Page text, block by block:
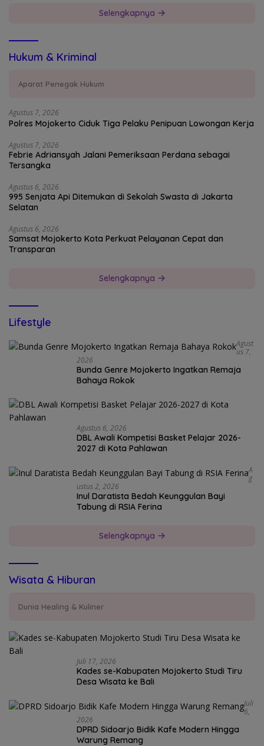
Selengkapnya
Hukum & Kriminal
Aparat Penegak Hukum
Agustus 7, 2026
Polres Mojokerto Ciduk Tiga Pelaku Penipuan Lowongan Kerja
Agustus 7, 2026
Febrie Adriansyah Jalani Pemeriksaan Perdana sebagai
Tersangka
Agustus 6, 2026
995 Senjata Api Ditemukan di Sekolah Swasta di Jakarta
Selatan
Agustus 6, 2026
Samsat Mojokerto Kota Perkuat Pelayanan Cepat dan
Transparan
Selengkapnya
Lifestyle
Agust
Us 7,
2026
Bunda Genre Mojokerto Ingatkan Remaja
Bahaya Rokok
Agustus 6, 2026
DBL Awali Kompetisi Basket Pelajar 2026-
2027 di Kota Pahlawan
A
G
Ustus 2, 2026
Inul Daratista Bedah Keunggulan Bayi
Tabung di RSIA Ferina
Selengkapnya
Wisata & Hiburan
Dunia Healing & Kuliner
Juli 17, 2026
Kades se-Kabupaten Mojokerto Studi Tiru
Desa Wisata ke Bali
Juli
6,
2026
DPRD Sidoarjo Bidik Kafe Modern Hingga
Warung Remang